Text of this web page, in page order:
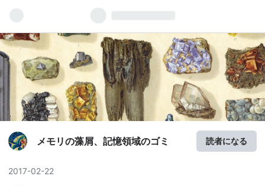
メモリの藻屑、記憶領域のゴミ 読者になる
2017-02-22